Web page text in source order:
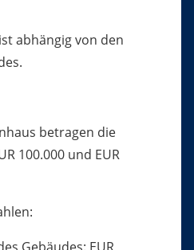
abhängig von den
betragen die
100.000 und EUR